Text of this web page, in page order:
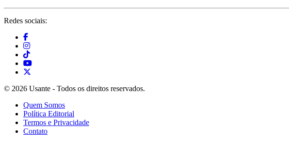
Redes sociais:
© 2026 Usante - Todos os direitos reservados.
Quem Somos
Política Editorial
Termos e Privacidade
Contato